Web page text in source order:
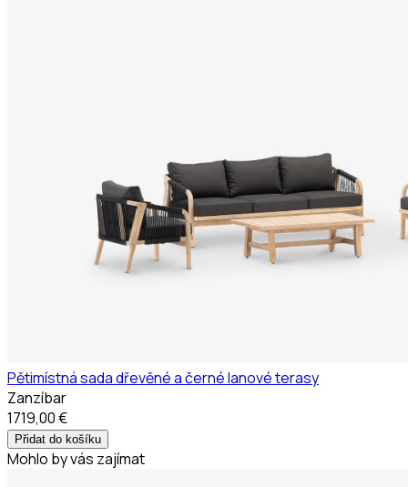
Pětimístná sada dřevěné a černé lanové terasy
Zanzíbar
1719,00 €
Přidat do košíku
Mohlo by vás zajímat